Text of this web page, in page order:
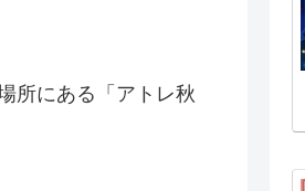
所にある「アトレ秋